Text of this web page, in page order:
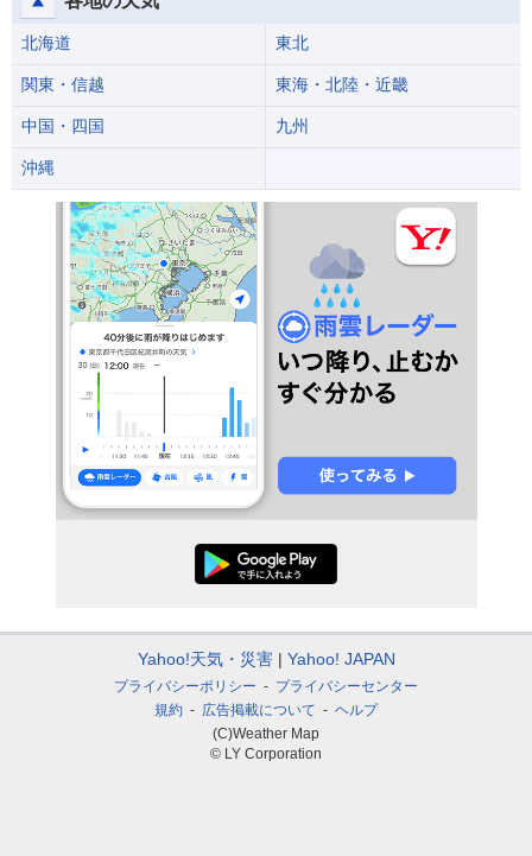
北海道 東北
関東・信越 東海・北陸・近畿
中国・四国 九州
沖縄
Yahoo!天気・災害 Yahoo! JAPAN
プライバシーポリシー
プライバシーセンター
規約
広告掲載について
ヘルプ
(C)Weather Map
© LY Corporation